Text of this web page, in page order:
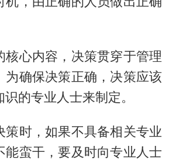
核心内容，决策贯穿于管理
为确保决策正确，决策应该
的专业人士来制定。
策时，如果不具备相关专业
能蛮干，要及时向专业人士